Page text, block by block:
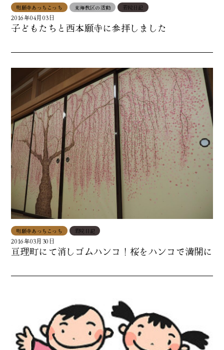
明願寺あっちこっち 東海教区の活動 若院日記
2016年04月03日
子どもたちと西本願寺に参拝しました
明願寺あっちこっち 若院日記
2016年03月30日
亘理町にて消しゴムハンコ！桜をハンコで満開に